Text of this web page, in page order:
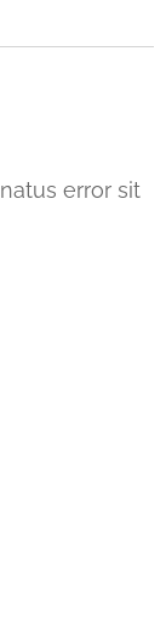
error sit